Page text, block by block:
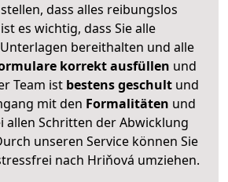
dass alles reibungslos
es wichtig, dass Sie alle
bereithalten und alle
korrekt ausfüllen und
Team ist bestens geschult und
mit den Formalitäten und
allen Schritten der Abwicklung
unseren Service können Sie
nach Hriňová umziehen.